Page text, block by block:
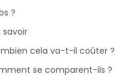
?
savoir
cela va-t-il coûter ?
se comparent-ils ?